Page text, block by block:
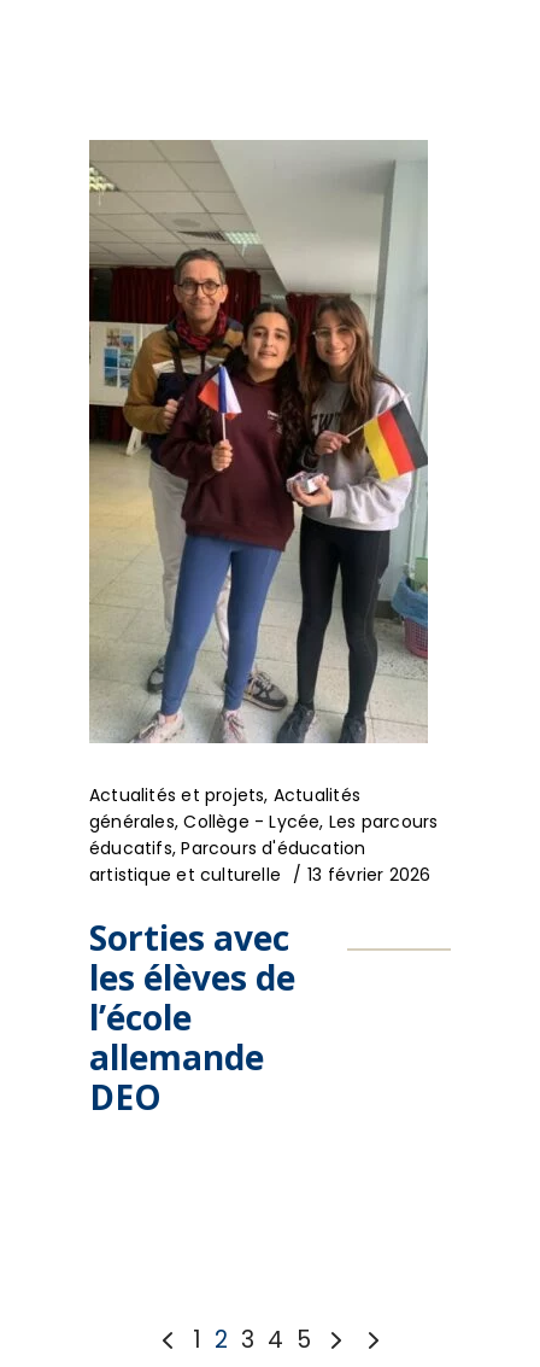
Actualités et projets, Actualités
générales,Collège - Lycée, Les parcours
éducatifs,Parcours d'éducation
artistique et culturelle
13 février 2026
Sorties avec
les élèves de
l’école
allemande
DEO
1 2 3 4 5